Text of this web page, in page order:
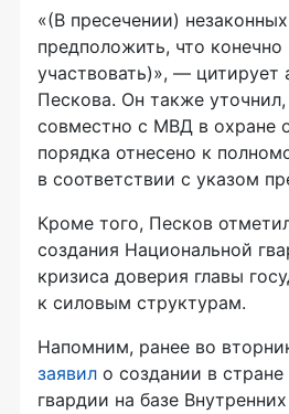
«(В пресечении)
предположить, что конечно
участвовать)», — цитирует
Пескова. Он также уточнил,
совместно с МВД в охране
порядка отнесено к
в соответствии с указом
Кроме того, Песков
создания Национальной
кризиса доверия главы
к силовым структурам.
Напомним, ранее во
заявил о создании в
гвардии на базе